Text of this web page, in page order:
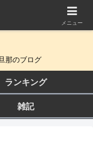
善ブログ
那のブログ
ランキング
雑記
メニュー